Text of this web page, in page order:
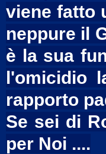
viene fatto
neppure il
è la sua
l'omicidio
rapporto
Se sei di
per Noi ....